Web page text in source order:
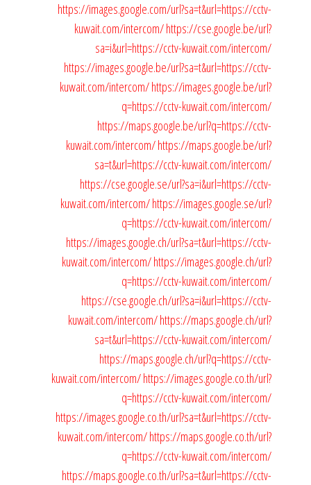
https://images.google.com/url?sa=t&url=https://cctv-
kuwait.com/intercom/https://cse.google.be/url?
sa=i&url=https://cctv-kuwait.com/intercom/
https://images.google.be/url?sa=t&url=https://cctv-
kuwait.com/intercom/https://images.google.be/url?
q=https://cctv-kuwait.com/intercom/
https://maps.google.be/url?q=https://cctv-
kuwait.com/intercom/https://maps.google.be/url?
sa=t&url=https://cctv-kuwait.com/intercom/
https://cse.google.se/url?sa=i&url=https://cctv-
kuwait.com/intercom/https://images.google.se/url?
q=https://cctv-kuwait.com/intercom/
https://images.google.ch/url?sa=t&url=https://cctv-
kuwait.com/intercom/https://images.google.ch/url?
q=https://cctv-kuwait.com/intercom/
https://cse.google.ch/url?sa=i&url=https://cctv-
kuwait.com/intercom/https://maps.google.ch/url?
sa=t&url=https://cctv-kuwait.com/intercom/
https://maps.google.ch/url?q=https://cctv-
kuwait.com/intercom/https://images.google.co.th/url?
q=https://cctv-kuwait.com/intercom/
https://images.google.co.th/url?sa=t&url=https://cctv-
kuwait.com/intercom/https://maps.google.co.th/url?
q=https://cctv-kuwait.com/intercom/
https://maps.google.co.th/url?sa=t&url=https://cctv-